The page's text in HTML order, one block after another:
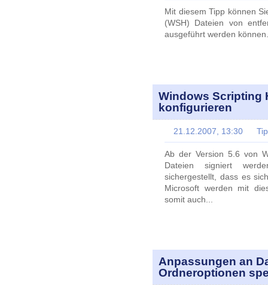
Mit diesem Tipp können
(WSH) Dateien von
ausgeführt werden können.
Windows Scripting
konfigurieren
21.12.2007, 13:30
Ab der Version 5.6 von
Dateien signiert
sichergestellt, dass es
Microsoft werden mit
somit auch...
Anpassungen an
Ordneroptionen